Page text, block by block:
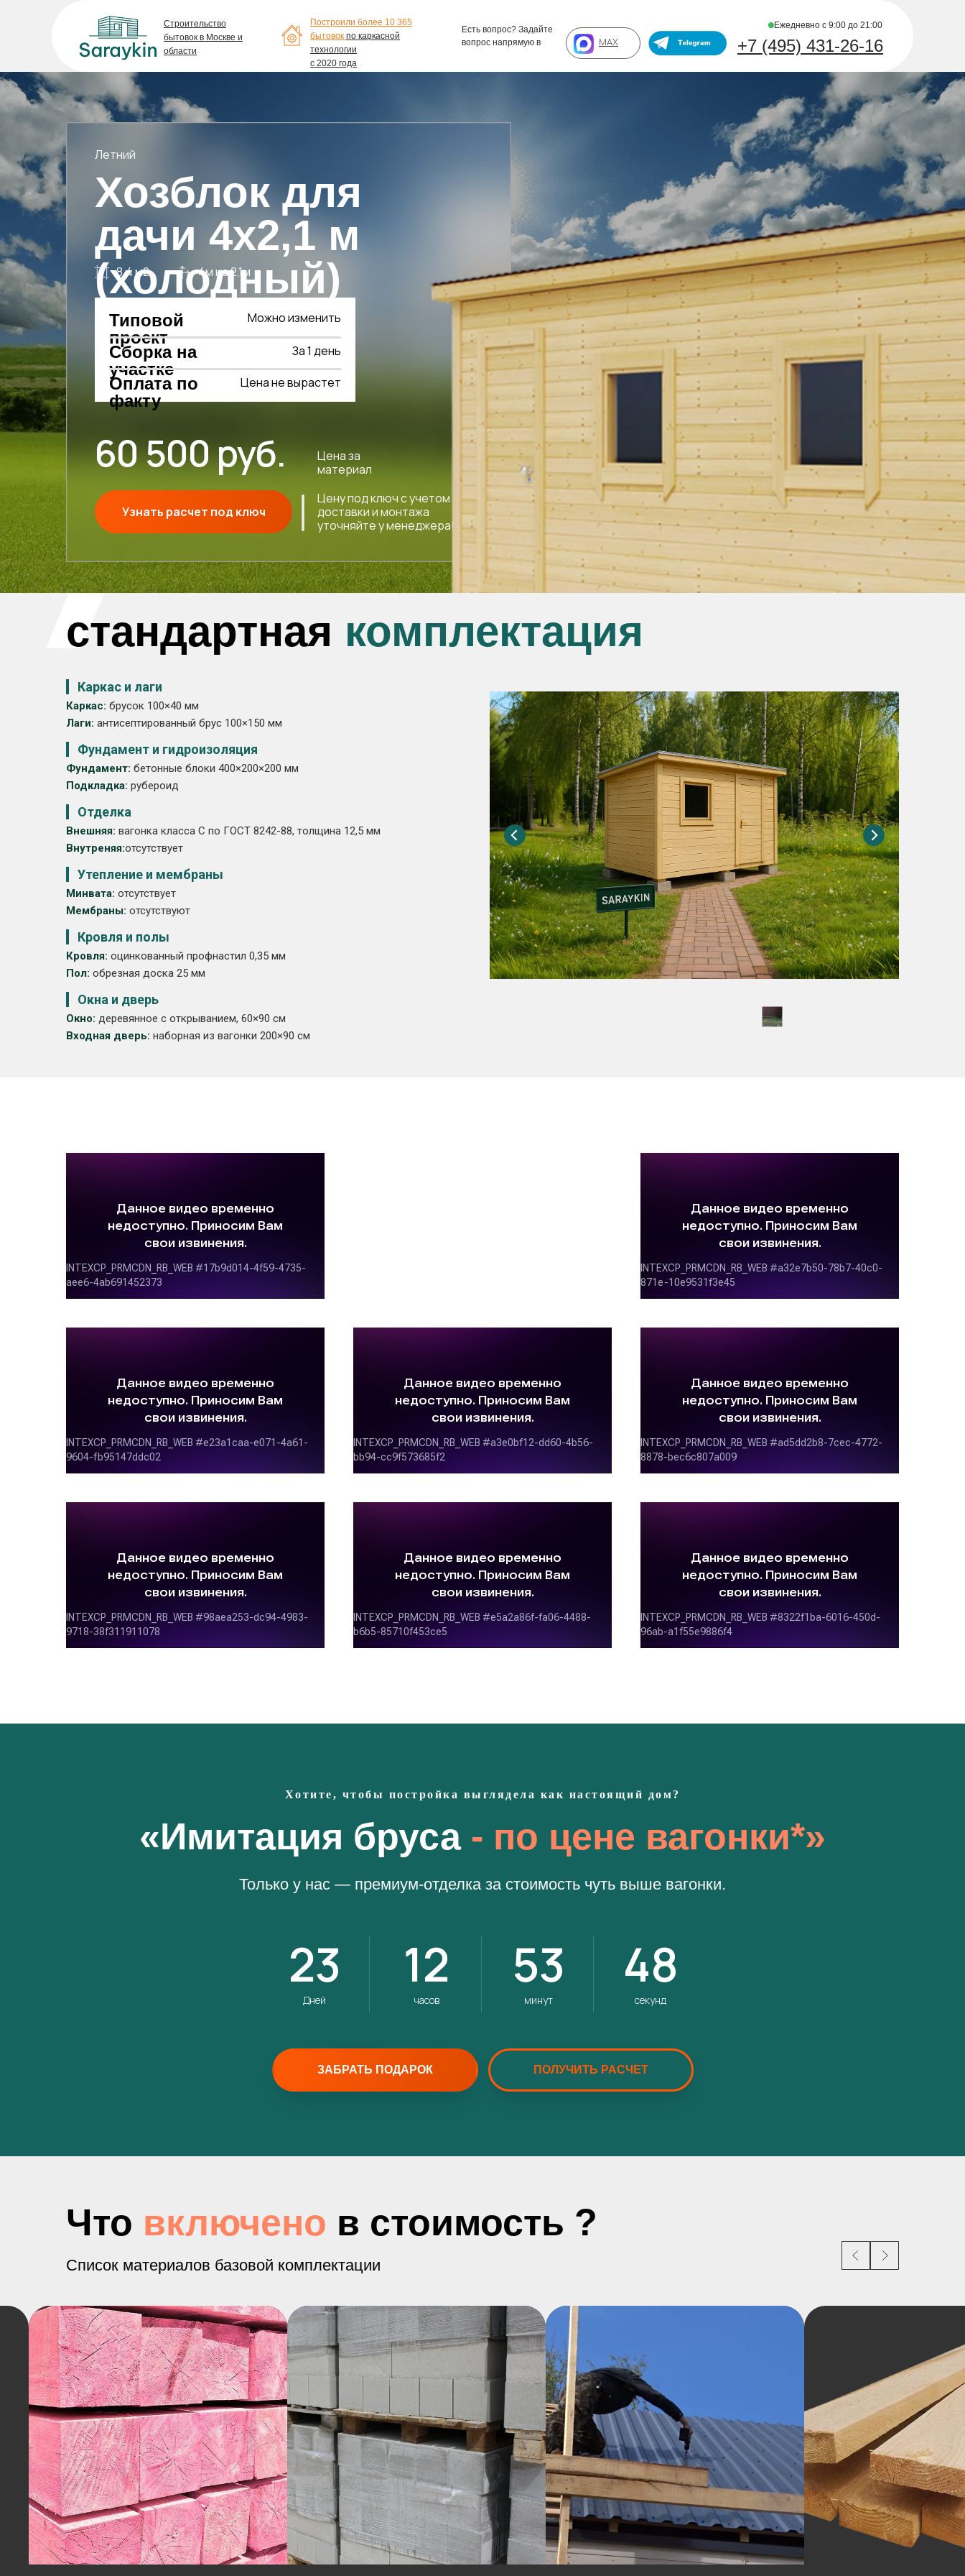
+7 (495) 431-26-16
Ежедневно с 9:00 до 21:00
Строительство
бытовок в Москве и
области
Есть вопрос? Задайте
вопрос напрямую в
Построили более 10 365
бытовок по каркасной
технологии
с 2020 года
MAX
Хозблок для
дачи 4х2,1 м
(холодный)
60 500 руб.
Летний
Типовой
проект
Можно изменить
Цена за
материал
Сборка на
участке
За 1 день
Узнать расчет под ключ
8.4 м2 4м на 2,1м
Оплата по
факту
Цена не вырастет
Цену под ключ с учетом
доставки и монтажа
уточняйте у менеджера!
стандартная комплектация
Каркас и лаги
Каркас: брусок 100×40 мм
Лаги: антисептированный брус 100×150 мм
Фундамент и гидроизоляция
Фундамент: бетонные блоки 400×200×200 мм
Подкладка: рубероид
Отделка
Внешняя: вагонка класса С по ГОСТ 8242-88, толщина 12,5 мм
Внутреняя:отсутствует
Утепление и мембраны
Минвата: отсутствует
Мембраны: отсутствуют
Кровля и полы
Кровля: оцинкованный профнастил 0,35 мм
Пол: обрезная доска 25 мм
Окна и дверь
Окно: деревянное с открыванием, 60×90 см
Входная дверь: наборная из вагонки 200×90 см
Хотите, чтобы постройка выглядела как настоящий дом?
«Имитация бруса- по цене вагонки*»
Только у нас — премиум-отделка за стоимость чуть выше вагонки.
23
Дней
12
часов
53
минут
46
секунд
ЗАБРАТЬ ПОДАРОК ПОЛУЧИТЬ РАСЧЕТ
Что включено в стоимость ?
Список материалов базовой комплектации